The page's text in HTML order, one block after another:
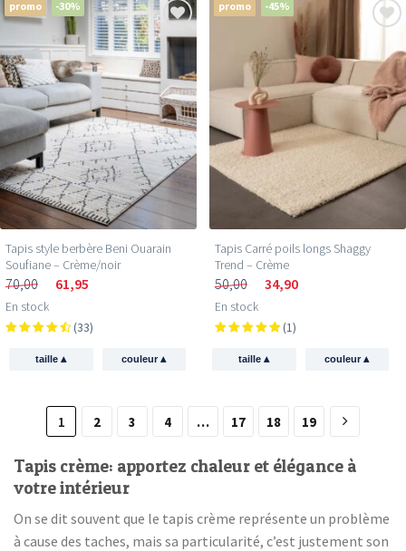
promo -30%
Tapis style berbère Beni Ouarain
Soufiane – Crème/noir
70,00 61,95
En stock
(33)
taille▴ couleur▴
promo -45%
Tapis Carré poils longs Shaggy
Trend – Crème
50,00 34,90
En stock
(1)
taille▴ couleur▴
1 2 3 4 … 17 18 19
Tapis crème: apportez chaleur et élégance à
votre intérieur
On se dit souvent que le tapis crème représente un problème
à cause des taches, mais sa particularité, c’est justement son